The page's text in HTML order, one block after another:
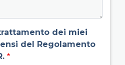
dei miei
del Regolamento